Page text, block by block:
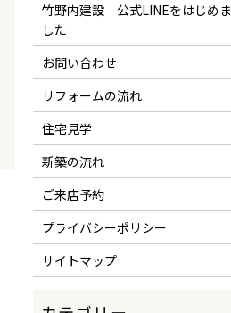
竹野内建設 公式LINEをはじめま
した
お問い合わせ
リフォームの流れ
住宅見学
新築の流れ
ご来店予約
プライバシーポリシー
サイトマップ